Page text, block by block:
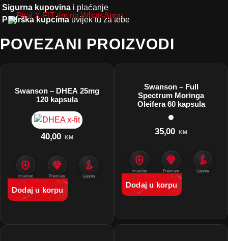
Sigurna kupovina i plaćanje
Podrška kupcima uvijek tu za tebe
POVEZANI PROIZVODI
Swanson – DHEA 25mg
120 kapsula
40,00 KM
Imunitet
Premium
proizvodi
Ljepota
Dodaj u korpu
Swanson – Full
Spectrum Moringa
Oleifera 60 kapsula
35,00 KM
Imunitet
Premium
proizvodi
Ljepota
Dodaj u korpu